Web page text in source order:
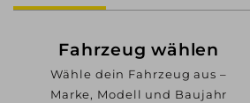
Fahrzeug wählen
Wähle dein Fahrzeug aus –
Marke, Modell und Baujahr